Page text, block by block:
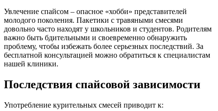
Увлечение спайсом – опасное «хобби» представителей
молодого поколения. Пакетики с травяными смесями
довольно часто находят у школьников и студентов. Родителям
важно быть бдительными и своевременно обнаружить
проблему, чтобы избежать более серьезных последствий. За
бесплатной консультацией можно обратиться к специалистам
нашей клиники.
Последствия спайсовой зависимости
Употребление курительных смесей приводит к: